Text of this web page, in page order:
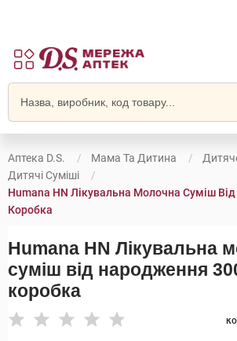
Аптека D.S. Мама Та Дитина
Дитячі Суміші
Humana HN Лікувальна Молочна Суміш
Коробка
Humana HN Лікувальна
суміш від народження
коробка